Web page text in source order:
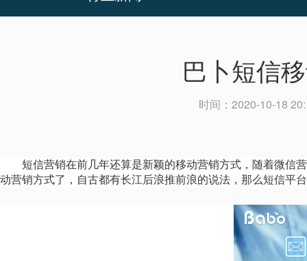
巴卜短信
时间： 2020-10-18
短信营销在前几年还算是新颖的移动营销方式，随着微信
动营销方式了，自古都有长江后浪推前浪的说法，那么短信平